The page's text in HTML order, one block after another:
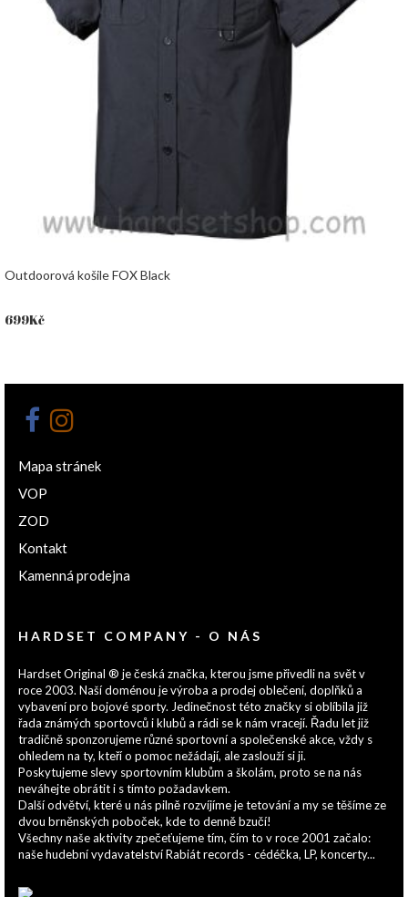
Outdoorová košile FOX Black
699Kč
Mapa stránek
VOP
ZOD
Kontakt
Kamenná prodejna
HARDSET COMPANY - O NÁS
Hardset Original ® je česká značka, kterou jsme přivedli na svět v
roce 2003. Naší doménou je výroba a prodej oblečení, doplňků a
vybavení pro bojové sporty. Jedinečnost této značky si oblíbila již
řada známých sportovců i klubů a rádi se k nám vracejí. Řadu let již
tradičně sponzorujeme různé sportovní a společenské akce, vždy s
ohledem na ty, kteří o pomoc nežádají, ale zaslouží si ji.
Poskytujeme slevy sportovním klubům a školám, proto se na nás
neváhejte obrátit i s tímto požadavkem.
Další odvětví, které u nás pilně rozvíjíme je tetování a my se těšíme ze
dvou brněnských poboček, kde to denně bzučí!
Všechny naše aktivity zpečeťujeme tím, čím to v roce 2001 začalo:
naše hudební vydavatelství Rabiát records - cédéčka, LP, koncerty...